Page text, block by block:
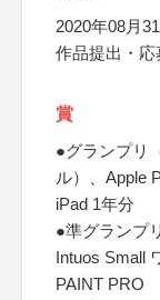
2020年08月
作品提出・
賞
●グランプリ
ル）、Apple
iPad 1年分
●準グランプ
Intuos Small
PAINT PRO